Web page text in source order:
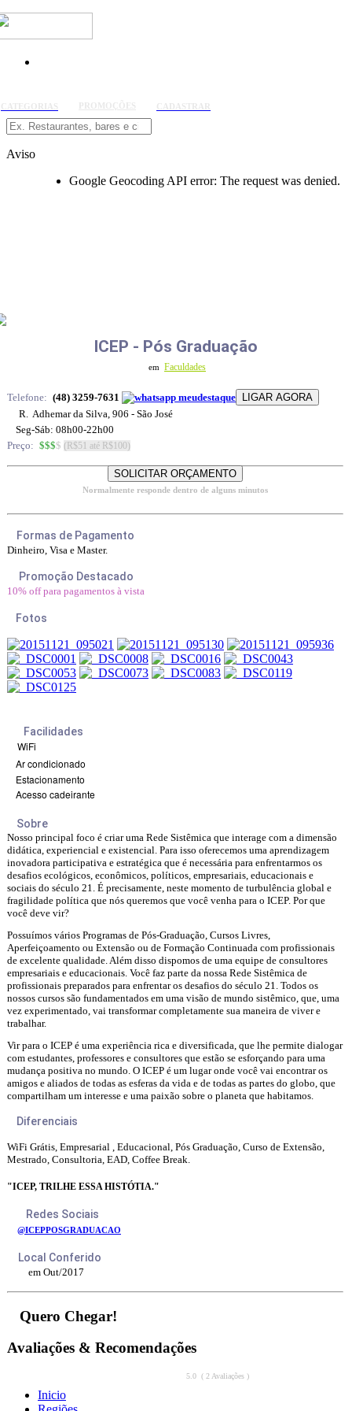
Aviso
Google Geocoding API error: The request was denied.
ICEP - Pós Graduação
em Faculdades
Telefone: (48) 3259-7631
R. Adhemar da Silva, 906 - São José
Seg-Sáb: 08h00-22h00
Preço: $$$$ (R$51 até R$100)
Normalmente responde dentro de alguns minutos
Formas de Pagamento
Dinheiro, Visa e Master.
Promoção Destacado
10% off para pagamentos à vista
Fotos
Facilidades
WiFi
Ar condicionado
Estacionamento
Acesso cadeirante
Sobre
Nosso principal foco é criar uma Rede Sistêmica que interage com a dimensão
didática, experiencial e existencial. Para isso oferecemos uma aprendizagem
inovadora participativa e estratégica que é necessária para enfrentarmos os
desafios ecológicos, econômicos, políticos, empresariais, educacionais e
sociais do século 21. É precisamente, neste momento de turbulência global e
fragilidade política que nós queremos que você venha para o ICEP. Por que
você deve vir?
Possuímos vários Programas de Pós-Graduação, Cursos Livres,
Aperfeiçoamento ou Extensão ou de Formação Continuada com profissionais
de excelente qualidade. Além disso dispomos de uma equipe de consultores
empresariais e educacionais. Você faz parte da nossa Rede Sistêmica de
profissionais preparados para enfrentar os desafios do século 21. Todos os
nossos cursos são fundamentados em uma visão de mundo sistêmico, que, uma
vez experimentado, vai transformar completamente sua maneira de viver e
trabalhar.
Vir para o ICEP é uma experiência rica e diversificada, que lhe permite dialogar
com estudantes, professores e consultores que estão se esforçando para uma
mudança positiva no mundo. O ICEP é um lugar onde você vai encontrar os
amigos e aliados de todas as esferas da vida e de todas as partes do globo, que
compartilham um interesse e uma paixão sobre o planeta que habitamos.
Diferenciais
WiFi Grátis, Empresarial , Educacional, Pós Graduação, Curso de Extensão,
Mestrado, Consultoria, EAD, Coffee Break.
"ICEP, TRILHE ESSA HISTÓTIA."
Redes Sociais
@ICEPPOSGRADUACAO
Local Conferido
em Out/2017
Quero Chegar!
Avaliações & Recomendações
5.0 ( 2 Avaliações )
Inicio